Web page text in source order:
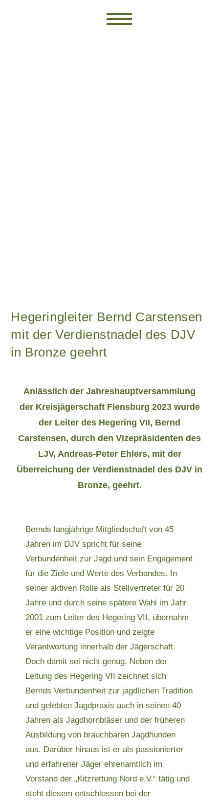
Hegeringleiter Bernd Carstensen
mit der Verdienstnadel des DJV
in Bronze geehrt
Anlässlich der Jahreshauptversammlung
der Kreisjägerschaft Flensburg 2023 wurde
der Leiter des Hegering VII, Bernd
Carstensen, durch den Vizepräsidenten des
LJV, Andreas-Peter Ehlers, mit der
Überreichung der Verdienstnadel des DJV in
Bronze, geehrt.
Bernds langjährige Mitgliedschaft von 45
Jahren im DJV spricht für seine
Verbundenheit zur Jagd und sein Engagement
für die Ziele und Werte des Verbandes. In
seiner aktiven Rolle als Stellvertreter für 20
Jahre und durch seine spätere Wahl im Jahr
2001 zum Leiter des Hegering VII, übernahm
er eine wichtige Position und zeigte
Verantwortung innerhalb der Jägerschaft.
Doch damit sei nicht genug. Neben der
Leitung des Hegering VII zeichnet sich
Bernds Verbundenheit zur jagdlichen Tradition
und gelebten Jagdpraxis auch in seinen 40
Jahren als Jagdhornbläser und der früheren
Ausbildung von brauchbaren Jagdhunden
aus. Darüber hinaus ist er als passionierter
und erfahrener Jäger ehrenamtlich im
Vorstand der „Kitzrettung Nord e.V.“ tätig und
steht diesem entschlossen bei der